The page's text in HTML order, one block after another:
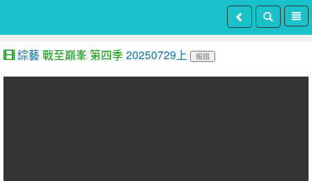
綜藝 戰至巔峯 第四季 20250729上 報錯